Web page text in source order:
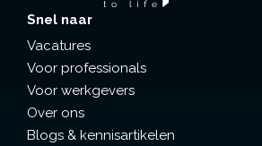
Snel naar
Vacatures
Voor professionals
Voor werkgevers
Over ons
Blogs & kennisartikelen